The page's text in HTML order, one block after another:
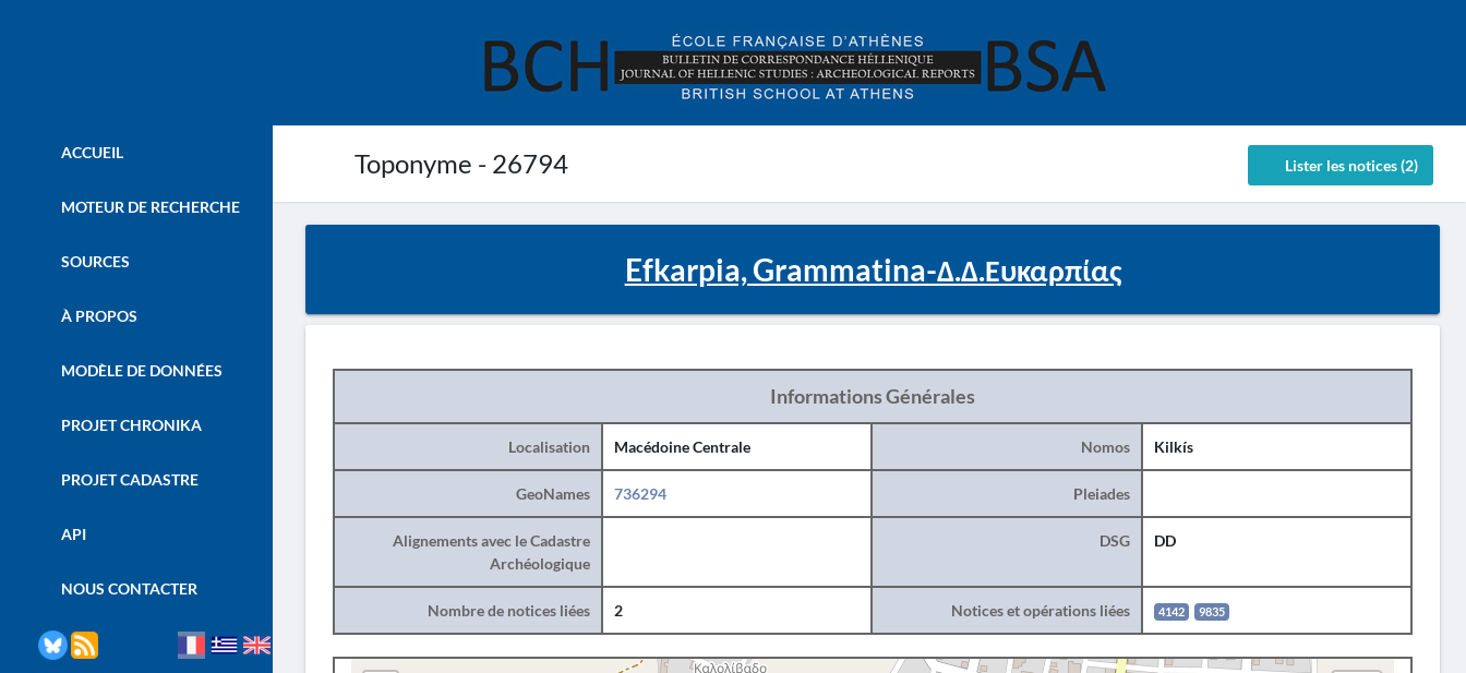
Toponyme - 26794 Lister les notices (2)
ACCUEIL
MOTEUR DE RECHERCHE
SOURCES
À PROPOS
MODÈLE DE DONNÉES
PROJET CHRONIKA
PROJET CADASTRE
API
NOUS CONTACTER
Efkarpia, Grammatina-Δ.Δ.Ευκαρπίας
Informations Générales
Localisation Macédoine Centrale Nomos Kilkís
GeoNames 736294 Pleiades
Alignements avec le Cadastre
Archéologique
DSG DD
Nombre de notices liées 2 Notices et opérations liées 4142 9835